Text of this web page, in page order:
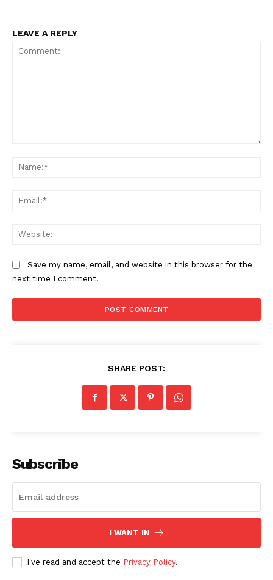
LEAVE A REPLY
Save my name, email, and website in this browser for the
next time I comment.
SHARE POST:
Subscribe
I WANT IN
I've read and accept the Privacy Policy.